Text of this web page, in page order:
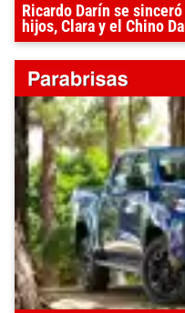
Ricardo Darín se
hijos, Clara y el Chino